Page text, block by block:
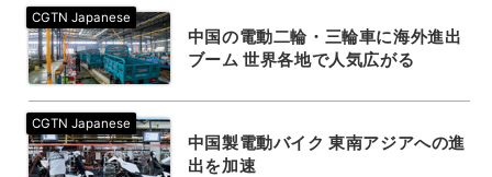
中国の電動二輪・三輪車に海外進出
ブーム 世界各地で人気広がる
中国製電動バイク 東南アジアへの進
出を加速